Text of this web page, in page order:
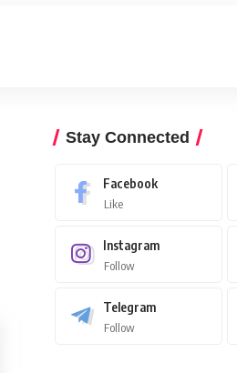
Stay Connected
Facebook
Like
Instagram
Follow
Telegram
Follow